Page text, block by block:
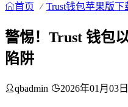
首页 Trust钱包苹果版下
警惕！Trust 钱包
陷阱
qbadmin 2026年01月03